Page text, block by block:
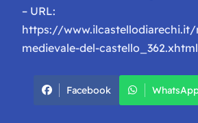
– URL:
https://
medievale-del-
Facebook